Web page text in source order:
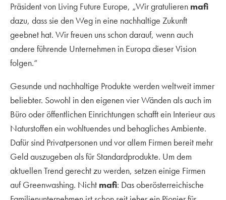
Präsident von Living Future Europe, „Wir gratulieren mafi
dazu, dass sie den Weg in eine nachhaltige Zukunft
geebnet hat. Wir freuen uns schon darauf, wenn auch
andere führende Unternehmen in Europa dieser Vision
folgen.“
Gesunde und nachhaltige Produkte werden weltweit immer
beliebter. Sowohl in den eigenen vier Wänden als auch im
Büro oder öffentlichen Einrichtungen schafft ein Interieur aus
Naturstoffen ein wohltuendes und behagliches Ambiente.
Dafür sind Privatpersonen und vor allem Firmen bereit mehr
Geld auszugeben als für Standardprodukte. Um dem
aktuellen Trend gerecht zu werden, setzen einige Firmen
auf Greenwashing. Nicht mafi: Das oberösterreichische